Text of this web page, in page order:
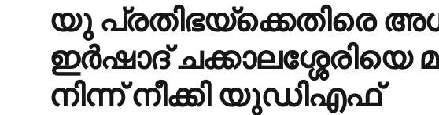
യു പ്രതിഭയ്‌ക്കെതിരെ
ഇർഷാദ്
നിന്ന് നീക്കി യുഡിഎഫ്